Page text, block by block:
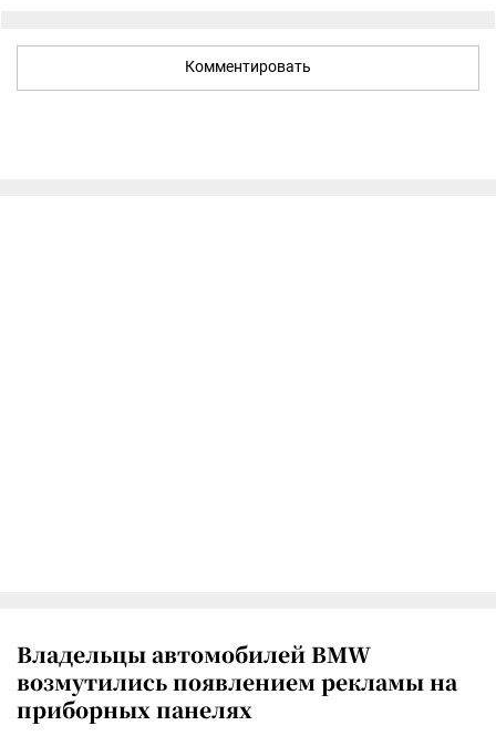
Комментировать
Владельцы автомобилей BMW
возмутились появлением рекламы на
приборных панелях